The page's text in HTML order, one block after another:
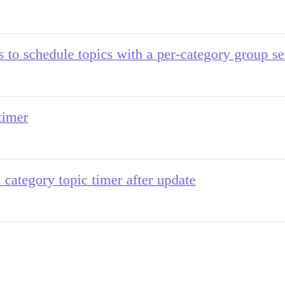
schedule topics with a per-category group
topic timer after update